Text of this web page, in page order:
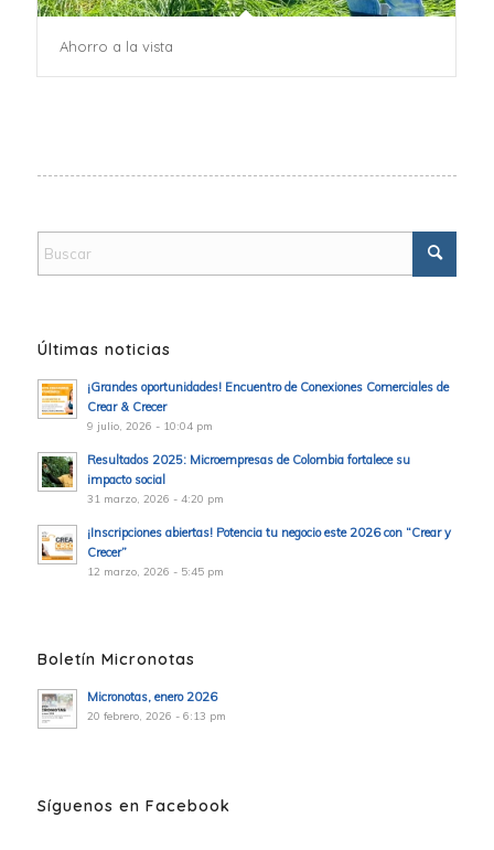
Ahorro a la vista
Últimas noticias
¡Grandes oportunidades! Encuentro de Conexiones Comerciales de
Crear & Crecer
9 julio, 2026 - 10:04 pm
Resultados 2025: Microempresas de Colombia fortalece su
impacto social
31 marzo, 2026 - 4:20 pm
¡Inscripciones abiertas! Potencia tu negocio este 2026 con “Crear y
Crecer”
12 marzo, 2026 - 5:45 pm
Boletín Micronotas
Micronotas, enero 2026
20 febrero, 2026 - 6:13 pm
Síguenos en Facebook